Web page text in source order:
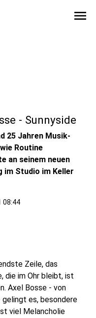
menu
- Sunnyside
25 Jahren Musik-
Routine
an seinem neuen
im Studio im Keller
08:44
Zeile, das
die im Ohr bleibt, ist
Axel Bosse - von
gelingt es, besondere
viel Melancholie